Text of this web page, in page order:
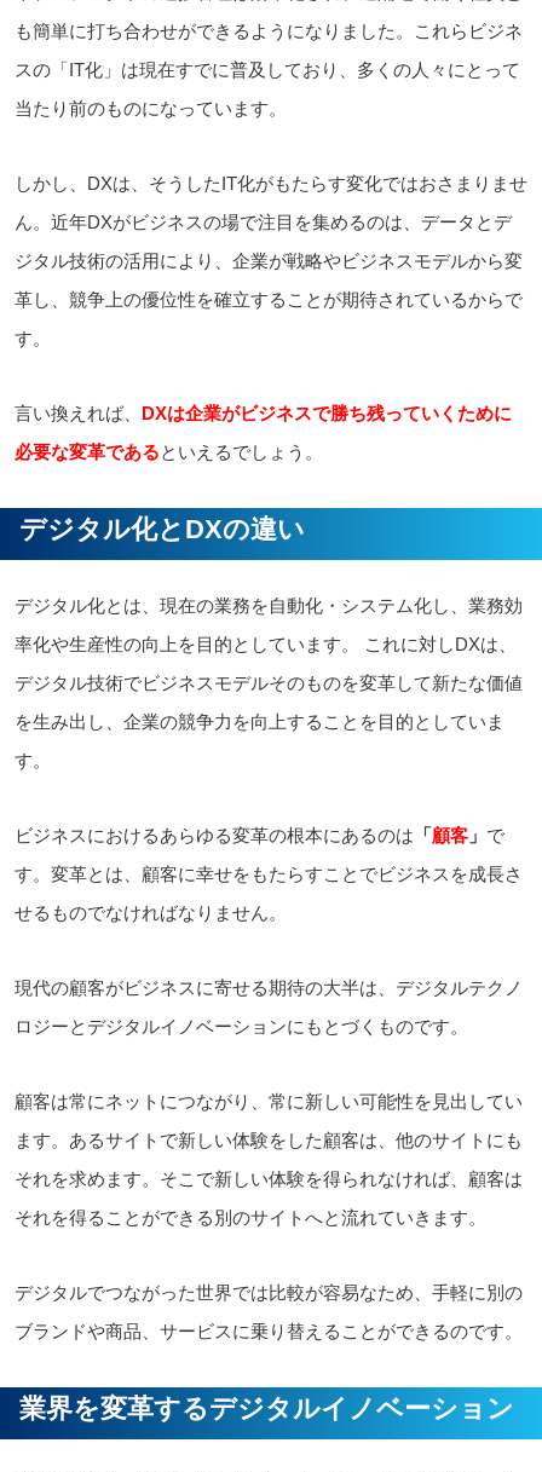
も簡単に打ち合わせができるようになりました。これらビジネ
スの「IT化」は現在すでに普及しており、多くの人々にとって
当たり前のものになっています。
しかし、DXは、そうしたIT化がもたらす変化ではおさまりませ
ん。近年DXがビジネスの場で注目を集めるのは、データとデ
ジタル技術の活用により、企業が戦略やビジネスモデルから変
革し、競争上の優位性を確立することが期待されているからで
す。
言い換えれば、 DXは企業がビジネスで勝ち残っていくために
必要な変革であるといえるでしょう。
デジタル化とDXの違い
デジタル化とは、現在の業務を自動化・システム化し、業務効
率化や生産性の向上を目的としています。 これに対しDXは、
デジタル技術でビジネスモデルそのものを変革して新たな価値
を生み出し、企業の競争力を向上することを目的としていま
す。
ビジネスにおけるあらゆる変革の根本にあるのは 「顧客 」 で
す。変革とは、顧客に幸せをもたらすことでビジネスを成長さ
せるものでなければなりません。
現代の顧客がビジネスに寄せる期待の大半は、デジタルテクノ
ロジーとデジタルイノベーションにもとづくものです。
顧客は常にネットにつながり、常に新しい可能性を見出してい
ます。あるサイトで新しい体験をした顧客は、他のサイトにも
それを求めます。そこで新しい体験を得られなければ、顧客は
それを得ることができる別のサイトへと流れていきます。
デジタルでつながった世界では比較が容易なため、手軽に別の
ブランドや商品、サービスに乗り替えることができるのです。
業界を変革するデジタルイノベーション